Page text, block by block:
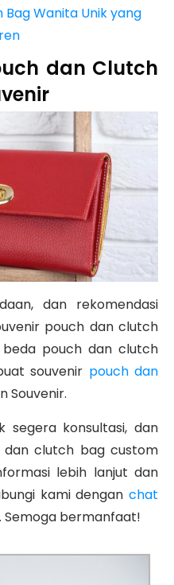
Bag Wanita Unik yang
dan Clutch
dan rekomendasi
pouch dan clutch
pouch dan clutch
souvenir pouch dan
Souvenir.
segera konsultasi, dan
dan clutch bagcustom
lebih lanjut dan
kami dengan chat
. Semoga bermanfaat!